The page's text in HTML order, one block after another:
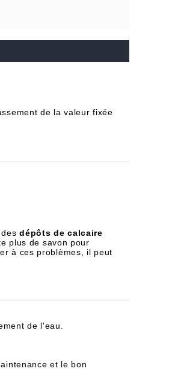
de la valeur fixée
desdépôts de calcaire
plus de savon pour
à ces problèmes, il peut
de l'eau.
et le bon